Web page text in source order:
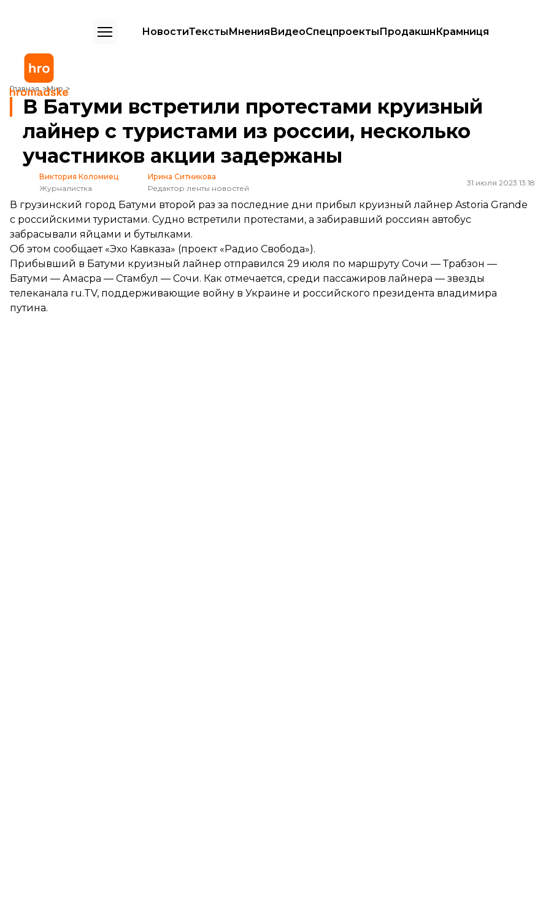
НовостиТекстыМненияВидеоСпецпроектыПродакшнКрамниця
Главная Мир
В Батуми встретили протестами круизный лайнер с туристами из россии, несколько участников акции задержаны
В Батуми встретили протестами круизный
лайнер с туристами из россии, несколько
участников акции задержаны
Виктория Коломиец
Журналистка
Ирина Ситникова
Редактор ленты новостей
31 июля 2023 13:18
В грузинский город Батуми второй раз за последние дни прибыл круизный лайнер Astoria Grande
с российскими туристами. Судно встретили протестами, а забиравший россиян автобус
забрасывали яйцами и бутылками.
Об этом сообщает«Эхо Кавказа» (проект «Радио Свобода»).
Прибывший в Батуми круизный лайнер отправился 29 июля по маршруту Сочи — Трабзон —
Батуми — Амасра — Стамбул — Сочи. Как отмечается, среди пассажиров лайнера — звезды
телеканала ru.TV, поддерживающие войну в Украине и российского президента владимира
путина.